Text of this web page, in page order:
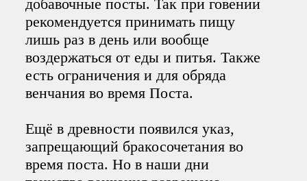
добавочные посты. Так при говении
рекомендуется принимать пищу
лишь раз в день или вообще
воздержаться от еды и питья. Также
есть ограничения и для обряда
венчания во время Поста.
Ещё в древности появился указ,
запрещающий бракосочетания во
время поста. Но в наши дни